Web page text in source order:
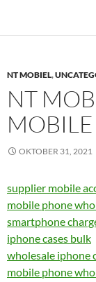
NT MOBIEL,
NT
MOBILE
OKTOBER 31, 2021
supplier mobile
mobile phone
smartphone
iphone cases bulk
wholesale iphone
mobile phone